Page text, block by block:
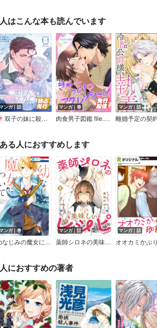
はこんな本も読んでいます
ンガ｜話
双子の妹に殺された姉、二度目の人生は初恋のイケおじ王弟にフルベットします！ 連載版
マンガ｜巻
肉食男子図鑑 file.1 ぎゅ～っと！アグレッション
マンガ｜話
る人におすすめします
ンガ｜巻
幼なじみの魔女について
マンガ｜話
薬師シロネの美味しいレシピ
マンガ｜話
におすすめの著者